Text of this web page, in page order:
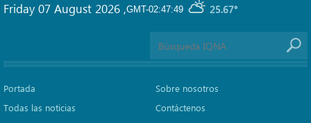
GMT-02:47:49 25.67°
Friday 07 August 2026 ,
Portada
Todas las noticias
Sobre nosotros
Contáctenos